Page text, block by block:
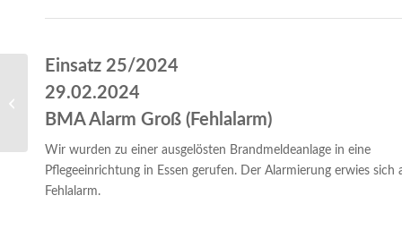
Einsatz 25/2024
29.02.2024
BMA Alarm Groß (Fehlalarm)
Wir wurden zu einer ausgelösten Brandmeldeanlage in eine
Pflegeeinrichtung in Essen gerufen. Der Alarmierung erwies sich
Fehlalarm.
Einsatz 24/2024- PKW-Brand nach
Verkehrsunfall